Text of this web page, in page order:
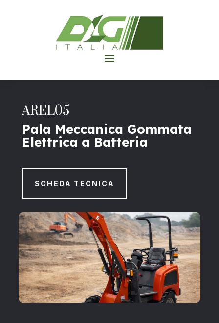
AREL05
Pala Meccanica Gommata
Elettrica a Batteria
SCHEDA TECNICA